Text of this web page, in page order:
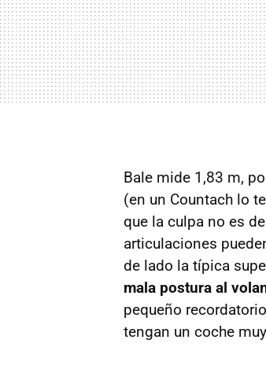
Bale mide 1,83 m,
(en un Countach lo
que la culpa no es
articulaciones
de lado la típica
mala postura al
pequeño
tengan un coche